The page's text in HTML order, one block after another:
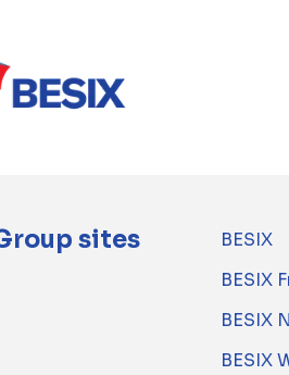
sites BESIX
BESIX
BESIX
BESIX